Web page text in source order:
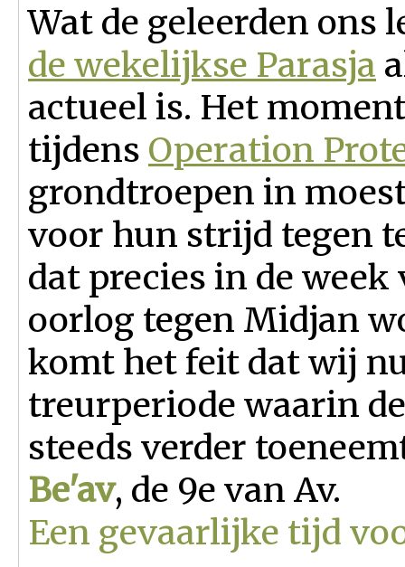
Wat de geleerden ons
de wekelijkse Parasja
actueel is. Het
tijdens Operation
grondtroepen in
voor hun strijd tegen
dat precies in de
oorlog tegen Midjan
komt het feit dat wij
treurperiode waarin
steeds verder
Be'av, de 9e van Av.
Een gevaarlijke tijd